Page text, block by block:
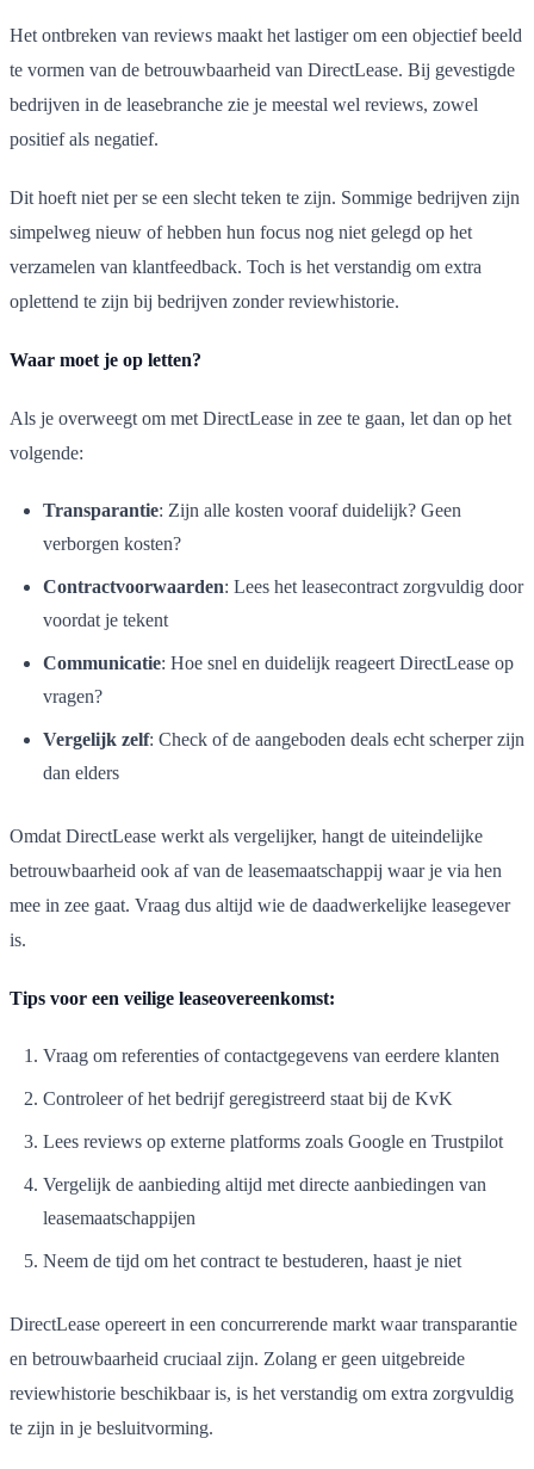
Het ontbreken van reviews maakt het lastiger om een objectief beeld
te vormen van de betrouwbaarheid van DirectLease. Bij gevestigde
bedrijven in de leasebranche zie je meestal wel reviews, zowel
positief als negatief.
Dit hoeft niet per se een slecht teken te zijn. Sommige bedrijven zijn
simpelweg nieuw of hebben hun focus nog niet gelegd op het
verzamelen van klantfeedback. Toch is het verstandig om extra
oplettend te zijn bij bedrijven zonder reviewhistorie.
Waar moet je op letten?
Als je overweegt om met DirectLease in zee te gaan, let dan op het
volgende:
Transparantie: Zijn alle kosten vooraf duidelijk? Geen
verborgen kosten?
Contractvoorwaarden: Lees het leasecontract zorgvuldig door
voordat je tekent
Communicatie: Hoe snel en duidelijk reageert DirectLease op
vragen?
Vergelijk zelf: Check of de aangeboden deals echt scherper zijn
dan elders
Omdat DirectLease werkt als vergelijker, hangt de uiteindelijke
betrouwbaarheid ook af van de leasemaatschappij waar je via hen
mee in zee gaat. Vraag dus altijd wie de daadwerkelijke leasegever
is.
Tips voor een veilige leaseovereenkomst:
Vraag om referenties of contactgegevens van eerdere klanten
Controleer of het bedrijf geregistreerd staat bij de KvK
Lees reviews op externe platforms zoals Google en Trustpilot
Vergelijk de aanbieding altijd met directe aanbiedingen van
leasemaatschappijen
Neem de tijd om het contract te bestuderen, haast je niet
DirectLease opereert in een concurrerende markt waar transparantie
en betrouwbaarheid cruciaal zijn. Zolang er geen uitgebreide
reviewhistorie beschikbaar is, is het verstandig om extra zorgvuldig
te zijn in je besluitvorming.